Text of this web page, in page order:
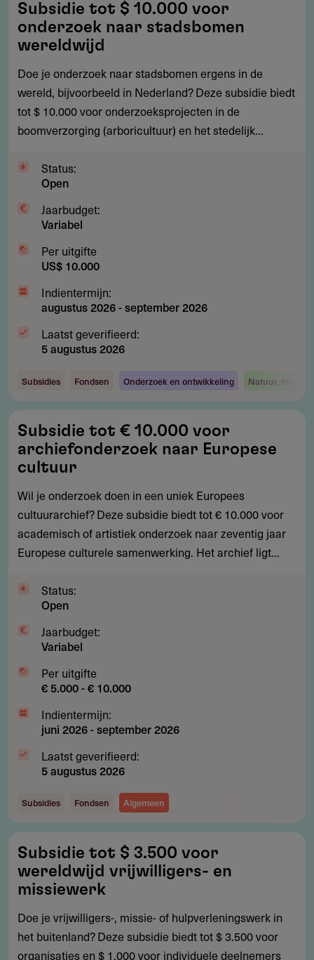
tot
$
10.000
voor
onderzoek
naar
stadsbomen
Subsidie tot $ 10.000 voor
onderzoek naar stadsbomen
wereldwijd
Doe je onderzoek naar stadsbomen ergens in de
wereld, bijvoorbeeld in Nederland? Deze subsidie biedt
tot $ 10.000 voor onderzoeksprojecten in de
boomverzorging (arboricultuur) en het stedelijk...
Status:
Open
Jaarbudget:
Variabel
Per uitgifte
US$ 10.000
Indientermijn:
augustus 2026-september 2026
Laatst geverifieerd:
5 augustus 2026
Subsidies Fondsen Onderzoek en ontwikkeling Natuur, milieu
tot
€
10.000
voor
archiefonderzoek
naar
Europese
Subsidie tot € 10.000 voor
archiefonderzoek naar Europese
cultuur
Wil je onderzoek doen in een uniek Europees
cultuurarchief? Deze subsidie biedt tot € 10.000 voor
academisch of artistiek onderzoek naar zeventig jaar
Europese culturele samenwerking. Het archief ligt...
Status:
Open
Jaarbudget:
Variabel
Per uitgifte
€ 5.000 - € 10.000
Indientermijn:
juni 2026-september 2026
Laatst geverifieerd:
5 augustus 2026
Subsidies Fondsen Algemeen
tot
$
3.500
voor
wereldwijd
vrijwilligers-
Subsidie tot $ 3.500 voor
wereldwijd vrijwilligers- en
missiewerk
Doe je vrijwilligers-, missie- of hulpverleningswerk in
het buitenland? Deze subsidie biedt tot $ 3.500 voor
organisaties en $ 1.000 voor individuele deelnemers